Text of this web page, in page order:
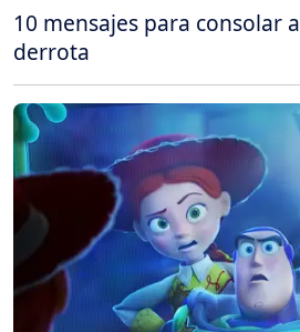
10 mensajes para consolar
derrota